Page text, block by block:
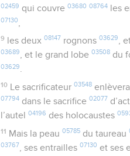
02459 qui couvre03680 08764 les
07130
9 les deux 08147 rognons 03629 ,
03689, et le grand lobe03508 du
03629.
10 Le sacrificateur 03548enlèvera
07794 dans le sacrifice02077
l’autel04196 des holocaustes
11 Mais la peau 05785du taureau
03767, ses entrailles07130 et ses